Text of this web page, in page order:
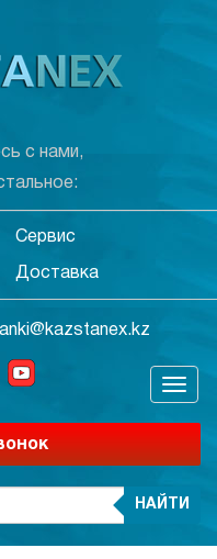
с нами,
Сервис
Доставка
НАЙТИ